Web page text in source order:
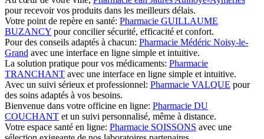
pour recevoir vos produits dans les meilleurs délais.
Votre point de repère en santé: Pharmacie GUILLAUME
BUZANCY pour concilier sécurité, efficacité et confort.
Pour des conseils adaptés à chacun: Pharmacie Médéric Noisy-le-
Grand avec une interface en ligne simple et intuitive.
La solution pratique pour vos médicaments: Pharmacie
TRANCHANT avec une interface en ligne simple et intuitive.
Avec un suivi sérieux et professionnel: Pharmacie VALQUE pour
des soins adaptés à vos besoins.
Bienvenue dans votre officine en ligne: Pharmacie DU
COUCHANT et un suivi personnalisé, même à distance.
Votre espace santé en ligne: Pharmacie SOISSONS avec une